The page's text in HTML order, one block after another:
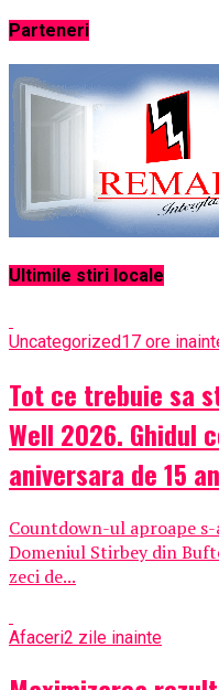
Parteneri
Ultimile stiri locale
Uncategorized17 ore
Tot ce trebuie sa
Well 2026. Ghidul
aniversara de 15
Countdown-ul aproape
Domeniul Stirbey din
zeci de...
Afaceri2 zile inainte